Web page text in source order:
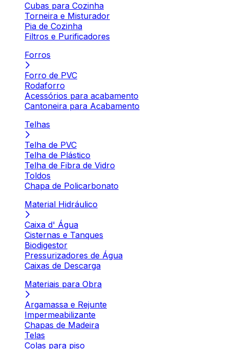
Cubas para Cozinha
Torneira e Misturador
Pia de Cozinha
Filtros e Purificadores
Forros
Forro de PVC
Rodaforro
Acessórios para acabamento
Cantoneira para Acabamento
Telhas
Telha de PVC
Telha de Plástico
Telha de Fibra de Vidro
Toldos
Chapa de Policarbonato
Material Hidráulico
Caixa d' Água
Cisternas e Tanques
Biodigestor
Pressurizadores de Água
Caixas de Descarga
Materiais para Obra
Argamassa e Rejunte
Impermeabilizante
Chapas de Madeira
Telas
Colas para piso